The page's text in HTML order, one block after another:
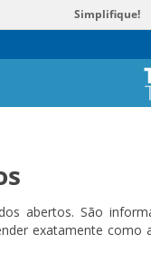
Simplifique!
abertos. São
exatamente